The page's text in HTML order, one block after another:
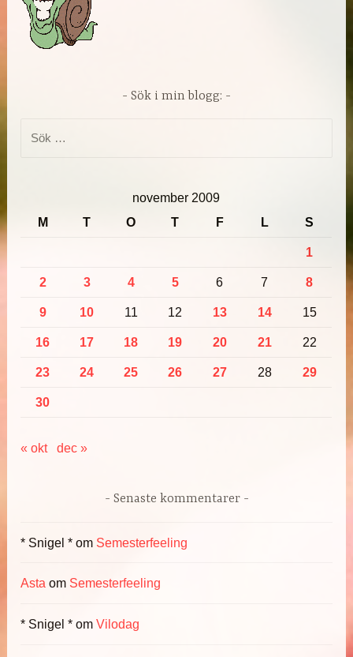
Sök i min blogg:
november 2009
M
T O T F L S
1
2 3 4 5 6 7 8
9 10 11 12 13 14 15
16 17 18 19 20 21 22
23 24 25 26 27 28 29
30
« okt dec »
Senaste kommentarer
* Snigel * om Semesterfeeling
Asta om Semesterfeeling
* Snigel * omVilodag